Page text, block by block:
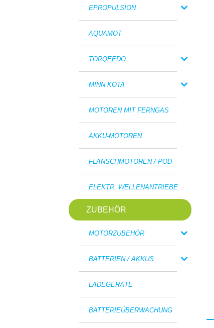
EPROPULSION
AQUAMOT
TORQEEDO
MINN KOTA
MOTOREN MIT FERNGAS
AKKU-MOTOREN
FLANSCHMOTOREN / POD
ELEKTR. WELLENANTRIEBE
ZUBEHÖR
MOTORZUBEHÖR
BATTERIEN / AKKUS
LADEGERÄTE
BATTERIEÜBERWACHUNG